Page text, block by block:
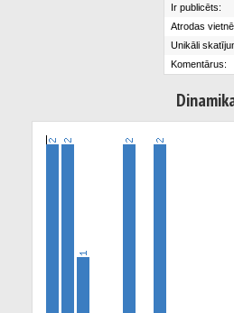
Ir publicēts:
Atrodas
Unikāli
Komentārus: